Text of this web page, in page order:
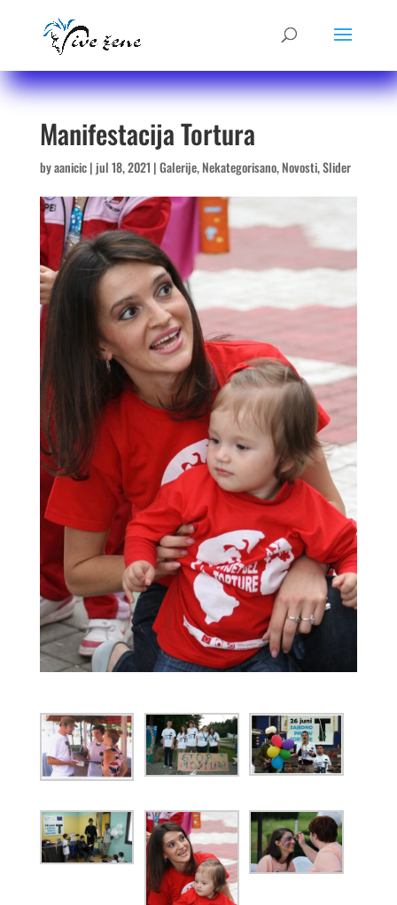
Manifestacija Tortura
byaanicic| jul 18, 2021 |Galerije,Nekategorisano,Novosti,Slider